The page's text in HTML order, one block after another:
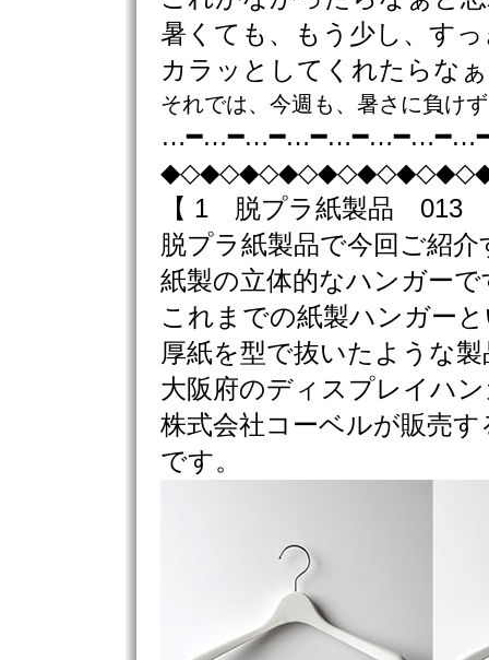
暑くても、もう少し、す
カラッとしてくれたらな
それでは、今週も、暑さに負け
【 1 脱プラ紙製品 013
脱プラ紙製品で今回ご紹
紙製の立体的なハンガーで
これまでの紙製ハンガー
厚紙を型で抜いたような
大阪府のディスプレイハ
株式会社コーベルが販売
です。